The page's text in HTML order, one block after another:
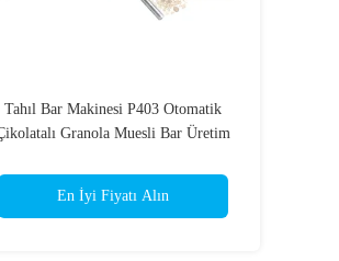
Tahıl Bar Makinesi P403 Otomatik
Granola Muesli Bar Üretim
En İyi Fiyatı Alın